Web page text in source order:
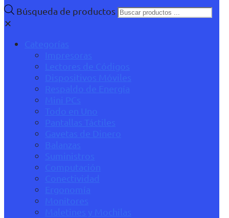
Búsqueda de productos
✕
Categorías
Impresoras
Lectores de Códigos
Dispositivos Móviles
Respaldo de Energía
Mini PCs
Todo en Uno
Pantallas Táctiles
Gavetas de Dinero
Balanzas
Suministros
Computación
Conectividad
Ergonomía
Monitores
Maletines y Mochilas